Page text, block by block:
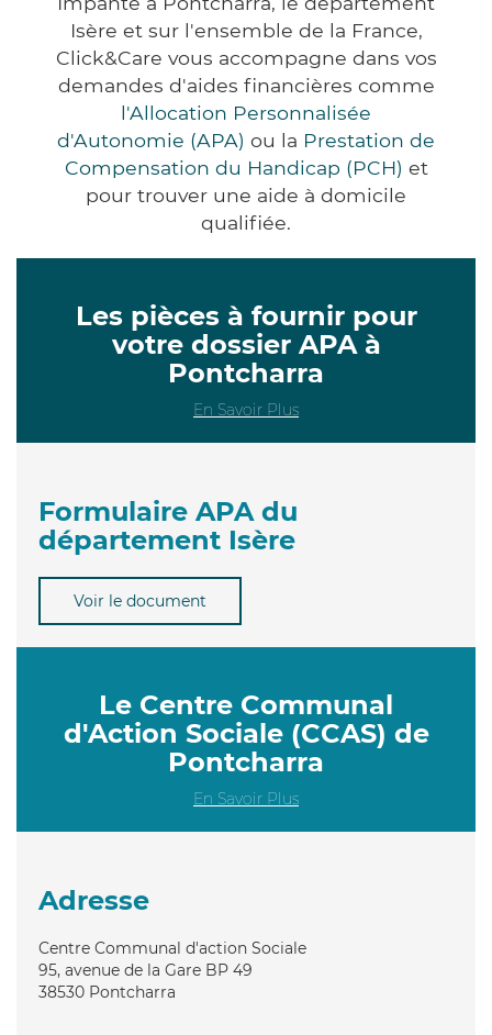
Isère et sur l'ensemble de la France,
Click&Care vous accompagne dans vos
demandes d'aides financières comme
l'Allocation Personnalisée
d'Autonomie (APA) ou la Prestation de
Compensation du Handicap (PCH) et
pour trouver une aide à domicile
qualifiée.
Les pièces à fournir pour
votre dossier APA à
Pontcharra
En Savoir Plus
Formulaire APA du
département Isère
Voir le document
Le Centre Communal
d'Action Sociale (CCAS) de
Pontcharra
En Savoir Plus
Adresse
Centre Communal d'action Sociale
95, avenue de la Gare BP 49
38530 Pontcharra